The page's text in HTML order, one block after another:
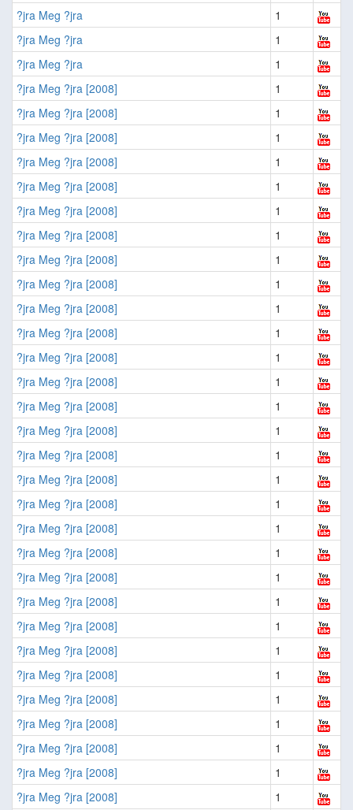
?jra Meg ?jra
1
?jra Meg ?jra
1
?jra Meg ?jra
1
?jra Meg ?jra [2008]
1
?jra Meg ?jra [2008]
1
?jra Meg ?jra [2008]
1
?jra Meg ?jra [2008]
1
?jra Meg ?jra [2008]
1
?jra Meg ?jra [2008]
1
?jra Meg ?jra [2008]
1
?jra Meg ?jra [2008]
1
?jra Meg ?jra [2008]
1
?jra Meg ?jra [2008]
1
?jra Meg ?jra [2008]
1
?jra Meg ?jra [2008]
1
?jra Meg ?jra [2008]
1
?jra Meg ?jra [2008]
1
?jra Meg ?jra [2008]
1
?jra Meg ?jra [2008]
1
?jra Meg ?jra [2008]
1
?jra Meg ?jra [2008]
1
?jra Meg ?jra [2008]
1
?jra Meg ?jra [2008]
1
?jra Meg ?jra [2008]
1
?jra Meg ?jra [2008]
1
?jra Meg ?jra [2008]
1
?jra Meg ?jra [2008]
1
?jra Meg ?jra [2008]
1
?jra Meg ?jra [2008]
1
?jra Meg ?jra [2008]
1
?jra Meg ?jra [2008]
1
?jra Meg ?jra [2008]
1
?jra Meg ?jra [2008]
1